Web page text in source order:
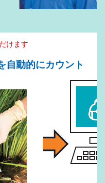
けます
自動的にカウント